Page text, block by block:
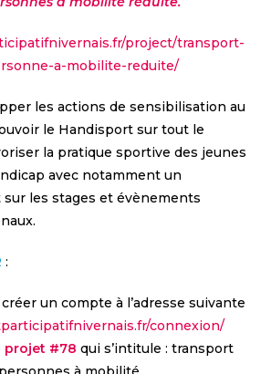
project/transport-
a-mobilite-reduite/
les actions de sensibilisation au
le Handisport sur tout le
la pratique sportive des jeunes
avec notamment un
les stages et évènements
:
un compte à l’adresse suivante
connexion/
projet #78 qui s’intitule : transport